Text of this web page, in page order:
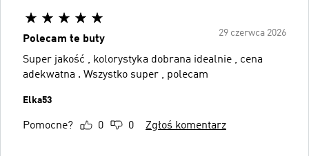
29 czerwca 2026
Polecam te buty
Super jakość , kolorystyka dobrana idealnie , cena
adekwatna . Wszystko super , polecam
Elka53
Pomocne? 0 0 Zgłoś komentarz